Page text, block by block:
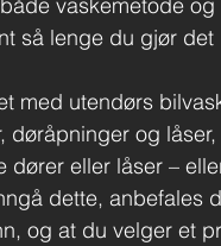
så lenge du gjør det
med utendørs
døråpninger og
dører eller låser –
dette,
og at du velger et